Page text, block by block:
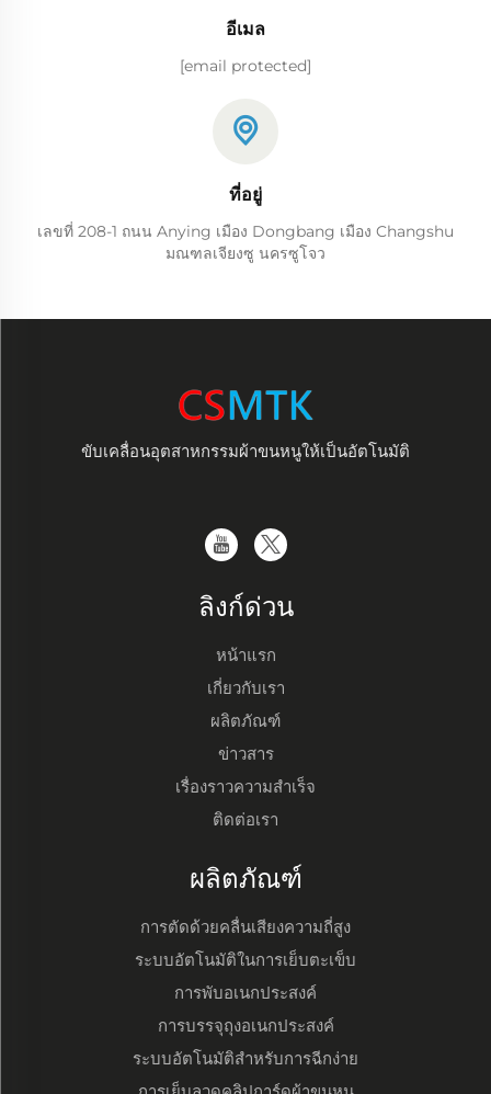
อีเมล
[email protected]
ที่อยู่
เลขที่ 208-1 ถนน Anying เมือง Dongbang เมือง Changshu
มณฑลเจียงซู นครซูโจว
ขับเคลื่อนอุตสาหกรรมผ้าขนหนูให้เป็นอัตโนมัติ
ลิงก์ด่วน
หน้าแรก
เกี่ยวกับเรา
ผลิตภัณฑ์
ข่าวสาร
เรื่องราวความสำเร็จ
ติดต่อเรา
ผลิตภัณฑ์
การตัดด้วยคลื่นเสียงความถี่สูง
ระบบอัตโนมัติในการเย็บตะเข็บ
การพับอเนกประสงค์
การบรรจุถุงอเนกประสงค์
ระบบอัตโนมัติสำหรับการฉีกง่าย